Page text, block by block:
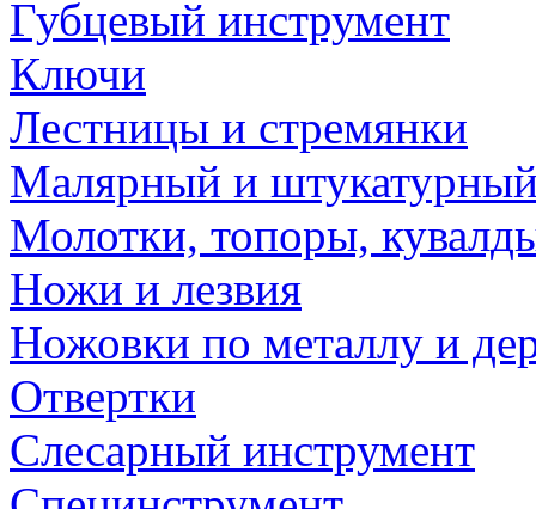
Губцевый инструмент
Ключи
Лестницы и стремянки
Малярный и
Молотки, топоры,
Ножи и лезвия
Ножовки по металлу и
Отвертки
Слесарный инструмент